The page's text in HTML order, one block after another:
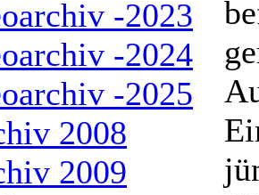
-2023
-2024
-2025
2008
2009